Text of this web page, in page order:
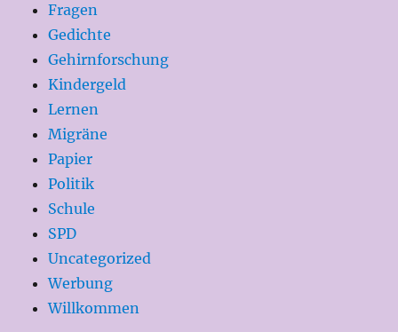
Fragen
Gedichte
Gehirnforschung
Kindergeld
Lernen
Migräne
Papier
Politik
Schule
SPD
Uncategorized
Werbung
Willkommen